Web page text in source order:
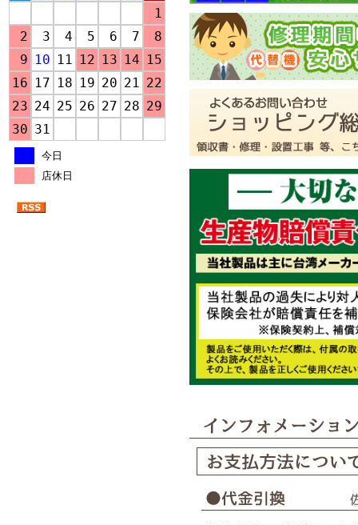
1
2
3 4 5 6 7
8
9 10 11 12 13 14 15
16 17 18 19 20 21 22
23 24 25 26 27 28 29
30 31
今日
店休日